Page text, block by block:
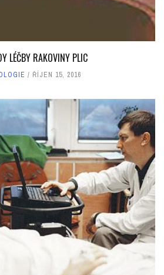
LÉČBY RAKOVINY PLIC
ŘÍJEN 15, 2016